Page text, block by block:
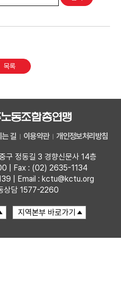
목록
길 이용약관 개인정보처리방침
구 정동길 3 경향신문사 14층
| Fax : (02) 2635-1134
| Email : kctu@kctu.org
상담 1577-2260